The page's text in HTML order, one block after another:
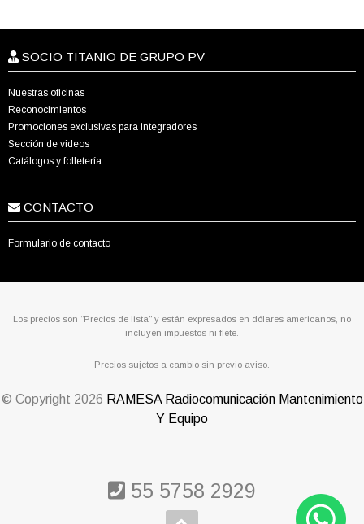
SOCIO TITANIO DE GRUPO PV
Nuestras oficinas
Reconocimientos
Promociones exclusivas para integradores
Sección de videos
Catálogos y folletería
CONTACTO
Formulario de contacto
Los precios son “Precios de lista” y están expresados en dólares americanos, no
incluyen impuestos ni flete.
Precios sujetos a cambio sin previo aviso.
© Copyright 2026 RAMESA Radiocomunicación Mantenimiento
Y Equipo
55 5758 2929